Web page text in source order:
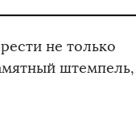
не только
штемпель,